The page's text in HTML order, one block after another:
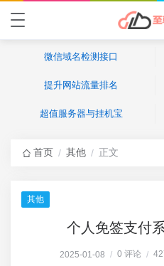
微信域名检测接口
提升网站流量排名
超值服务器与挂机宝
首页 / 其他 / 正文
其他
个人免签支付
2025-01-08 / 0 评论 /